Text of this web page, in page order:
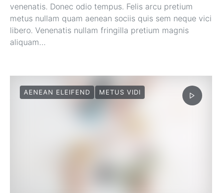
venenatis. Donec odio tempus. Felis arcu pretium
metus nullam quam aenean sociis quis sem neque vici
libero. Venenatis nullam fringilla pretium magnis
aliquam…
AENEAN ELEIFEND METUS VIDI